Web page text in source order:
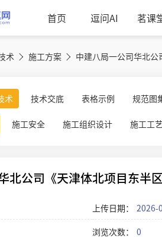
首页 逗问AI 茗课
术 施工方案 中建八局一公司华北
术 技术交底 表格示例 规范图
施工安全 施工组织设计 施工工
北公司《天津体北项目东半
上传日期：
2026-
浏览次数：
0